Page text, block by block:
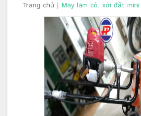
Trang chủ | Máy làm cỏ, xới đất